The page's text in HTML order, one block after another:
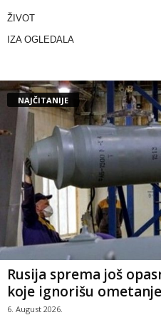
ŽIVOT
IZA OGLEDALA
NAJČITANIJE
Rusija sprema još
koje ignorišu
6. August 2026.